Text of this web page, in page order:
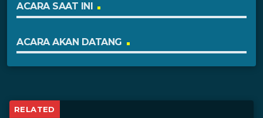
ACARA SAAT INI
ACARA AKAN DATANG
RELATED